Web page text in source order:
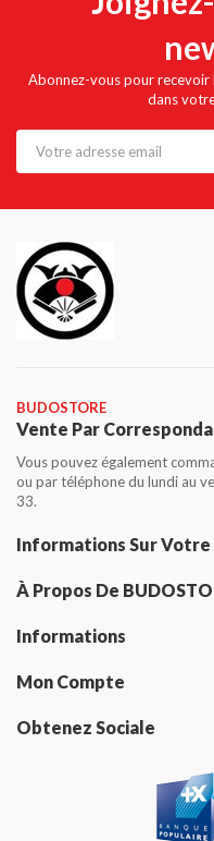
Abonnez-vous pour recevoir
dans
BUDOSTORE
Vente Par
Vous pouvez également
ou par téléphone du lundi au
33.
Informations Sur
À Propos De
Informations
Mon Compte
Obtenez Sociale